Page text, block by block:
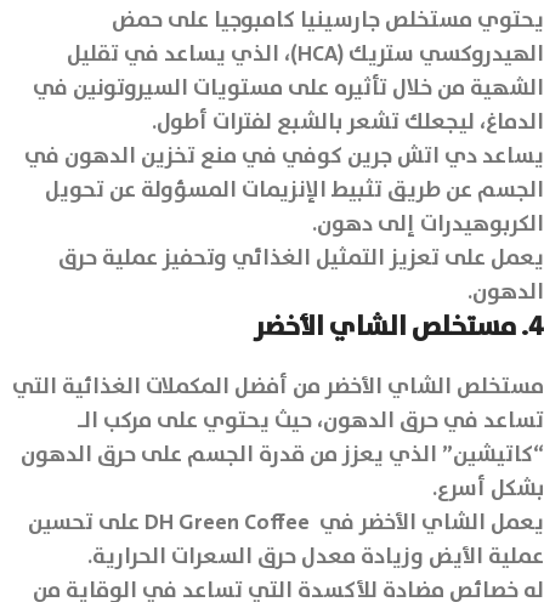
يحتوي مستخلص جارسينيا كامبوجيا على حمض
الهيدروكسي ستريك (HCA)، الذي يساعد في تقليل
الشهية من خلال تأثيره على مستويات السيروتونين في
الدماغ، ليجعلك تشعر بالشبع لفترات أطول.
يساعد دي اتش جرين كوفي في منع تخزين الدهون في
الجسم عن طريق تثبيط الإنزيمات المسؤولة عن تحويل
الكربوهيدرات إلى دهون.
يعمل على تعزيز التمثيل الغذائي وتحفيز عملية حرق
الدهون.
4. مستخلص الشاي الأخضر
مستخلص الشاي الأخضر من أفضل المكملات الغذائية التي
تساعد في حرق الدهون، حيث يحتوي على مركب الـ
“كاتيشين” الذي يعزز من قدرة الجسم على حرق الدهون
بشكل أسرع.
يعمل الشاي الأخضر في DH Green Coffee على تحسين
عملية الأيض وزيادة معدل حرق السعرات الحرارية.
له خصائص مضادة للأكسدة التي تساعد في الوقاية من